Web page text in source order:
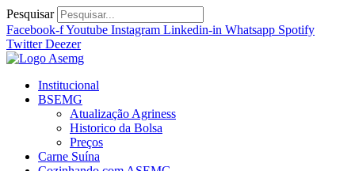
Ir
para
o
conteúdo
Pesquisar
Facebook-fYoutube Instagram Linkedin-in Whatsapp Spotify
Twitter Deezer
Institucional
BSEMG
Atualização Agriness
Historico da Bolsa
Preços
Carne Suína